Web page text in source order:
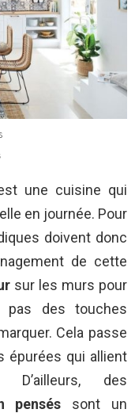
une cuisine qui
en journée. Pour
doivent donc
de cette
sur les murs pour
pas des touches
Cela passe
épurées qui allient
D’ailleurs, des
pensés sont un